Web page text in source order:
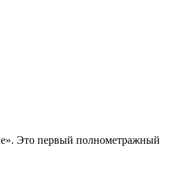
Это первый полнометражный